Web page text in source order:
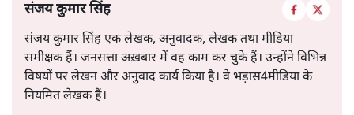
संजय कुमार सिंह
संजय कुमार सिंह एक लेखक, अनुवादक, लेखक तथा मीडिया
समीक्षक हैं। जनसत्ता अख़बार में वह काम कर चुके हैं। उन्होंने विभिन्न
विषयों पर लेखन और अनुवाद कार्य किया है। वे भड़ास4मीडिया के
नियमित लेखक हैं।